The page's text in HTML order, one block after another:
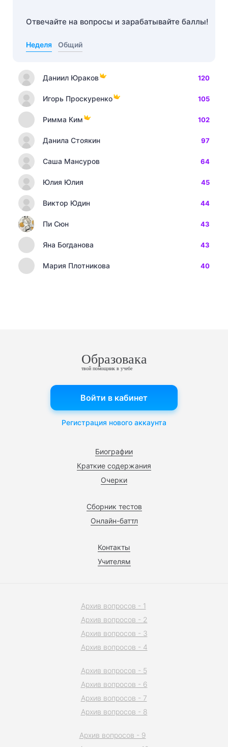
Отвечайте на вопросы и зарабатывайте баллы!
Неделя Общий
Даниил Юраков 120
Игорь Проскуренко 105
Римма Ким 102
Данила Стоякин 97
Саша Мансуров 64
Юлия Юлия 45
Виктор Юдин 44
Пи Сюн 43
Яна Богданова 43
Мария Плотникова 40
Образовака
твой помощник в учебе
Биографии
Краткие содержания
Очерки
Сборник тестов
Онлайн-баттл
Контакты
Учителям
Войти в кабинет
Регистрация нового аккаунта
Архив вопросов - 1
Архив вопросов - 2
Архив вопросов - 3
Архив вопросов - 4
Архив вопросов - 5
Архив вопросов - 6
Архив вопросов - 7
Архив вопросов - 8
Архив вопросов - 9